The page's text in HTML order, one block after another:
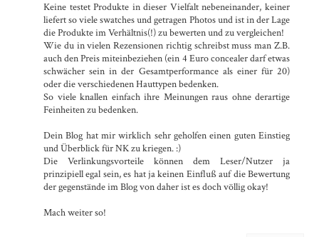
Keine testet Produkte in dieser Vielfalt nebeneinander, keiner
liefert so viele swatches und getragen Photos und ist in der Lage
die Produkte im Verhältnis(!) zu bewerten und zu vergleichen!
Wie du in vielen Rezensionen richtig schreibst muss man Z.B.
auch den Preis miteinbeziehen (ein 4 Euro concealer darf etwas
schwächer sein in der Gesamtperformance als einer für 20)
oder die verschiedenen Hauttypen bedenken.
So viele knallen einfach ihre Meinungen raus ohne derartige
Feinheiten zu bedenken.
Dein Blog hat mir wirklich sehr geholfen einen guten Einstieg
und Überblick für NK zu kriegen. :)
Die Verlinkungsvorteile können dem Leser/Nutzer ja
prinzipiell egal sein, es hat ja keinen Einfluß auf die Bewertung
der gegenstände im Blog von daher ist es doch völlig okay!
Mach weiter so!